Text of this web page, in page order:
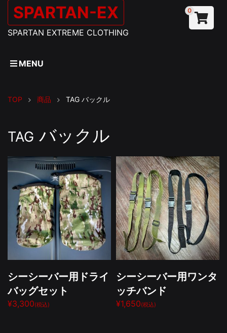
SPARTAN-EX
SPARTAN EXTREME CLOTHING
0
MENU
TOP 商品 TAG バックル
TAG バックル
シーシーバー用ドライ
バッグセット
¥3,300(税込)
シーシーバー用ワンタ
ッチバンド
¥1,650(税込)